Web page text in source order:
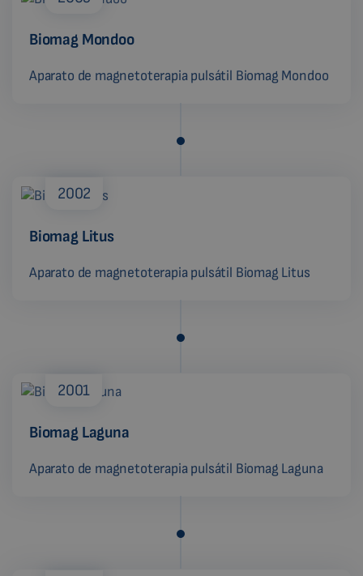
Biomag Mondoo
Aparato de magnetoterapia pulsátil Biomag Mondoo
2002
Biomag Litus
Aparato de magnetoterapia pulsátil Biomag Litus
2001
Biomag Laguna
Aparato de magnetoterapia pulsátil Biomag Laguna